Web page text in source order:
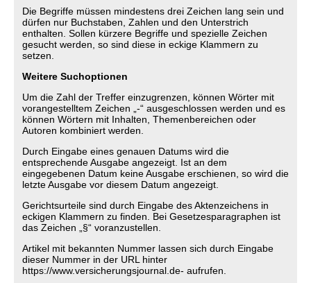
Die Begriffe müssen mindestens drei Zeichen lang sein und
dürfen nur Buchstaben, Zahlen und den Unterstrich
enthalten. Sollen kürzere Begriffe und spezielle Zeichen
gesucht werden, so sind diese in eckige Klammern zu
setzen.
Weitere Suchoptionen
Um die Zahl der Treffer einzugrenzen, können Wörter mit
vorangestelltem Zeichen „-“ ausgeschlossen werden und es
können Wörtern mit Inhalten, Themenbereichen oder
Autoren kombiniert werden.
Durch Eingabe eines genauen Datums wird die
entsprechende Ausgabe angezeigt. Ist an dem
eingegebenen Datum keine Ausgabe erschienen, so wird die
letzte Ausgabe vor diesem Datum angezeigt.
Gerichtsurteile sind durch Eingabe des Aktenzeichens in
eckigen Klammern zu finden. Bei Gesetzesparagraphen ist
das Zeichen „§“ voranzustellen.
Artikel mit bekannten Nummer lassen sich durch Eingabe
dieser Nummer in der URL hinter
https://www.versicherungsjournal.de- aufrufen.